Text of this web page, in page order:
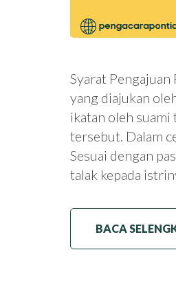
Syarat
yang diajukan
ikatan oleh
tersebut. Dalam
Sesuai dengan
talak kepada
BACA